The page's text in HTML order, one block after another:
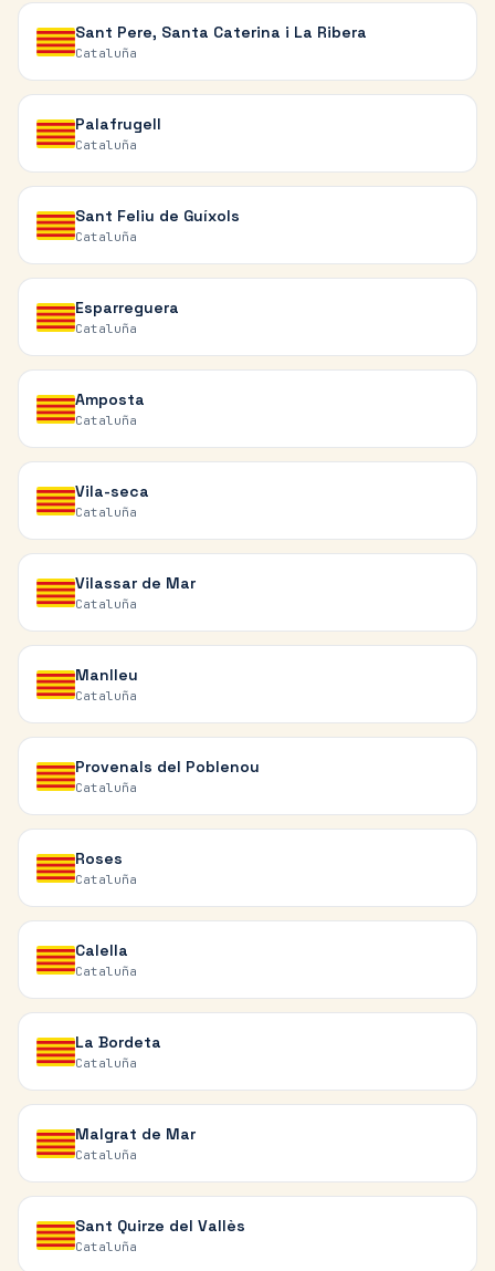
Sant Pere, Santa Caterina i La Ribera
Cataluña
Palafrugell
Cataluña
Sant Feliu de Guíxols
Cataluña
Esparreguera
Cataluña
Amposta
Cataluña
Vila-seca
Cataluña
Vilassar de Mar
Cataluña
Manlleu
Cataluña
Provenals del Poblenou
Cataluña
Roses
Cataluña
Calella
Cataluña
La Bordeta
Cataluña
Malgrat de Mar
Cataluña
Sant Quirze del Vallès
Cataluña